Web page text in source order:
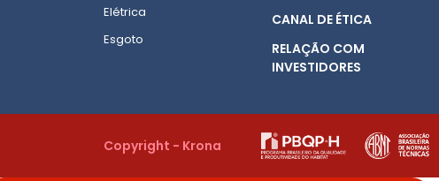
Elétrica
Esgoto
CANAL DE ÉTICA
RELAÇÃO COM
INVESTIDORES
Copyright - Krona